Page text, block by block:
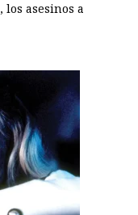
los asesinos a